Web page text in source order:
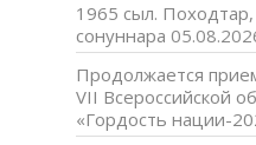
1965 сыл.
сонуннара
Продолжается
VII Всероссийской
«Гордость нации-